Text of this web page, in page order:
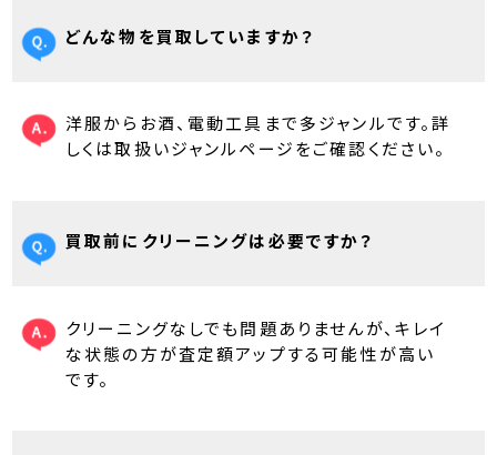
どんな物を買取していますか？
洋服からお酒、電動工具まで多ジャンルです。詳
しくは取扱いジャンルページをご確認ください。
買取前にクリーニングは必要ですか？
クリーニングなしでも問題ありませんが、キレイ
な状態の方が査定額アップする可能性が高い
です。